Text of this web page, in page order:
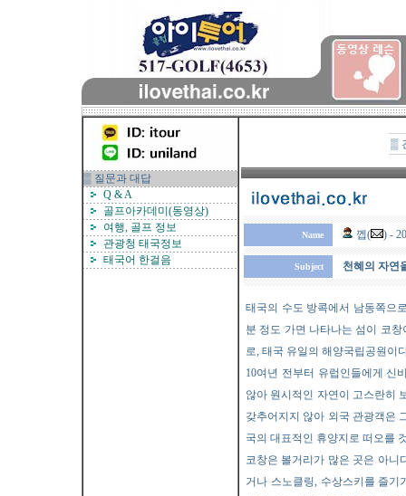
▒ 질문과 대답
Q & A
골프아카데미(동영상)
여행, 골프 정보
관광청 태국정보
태국어 한걸음
▒
Name 껩( ) -
Subject 천혜의 자연
태국의 수도 방콕에서 남동쪽으
분 정도 가면 나타나는 섬이 코
로, 태국 유일의 해양국립공원이
10여년 전부터 유럽인들에게 신
않아 원시적인 자연이 고스란히
갖추어지지 않아 외국 관광객은
국의 대표적인 휴양지로 떠오를
코창은 볼거리가 많은 곳은 아니
거나 스노클링, 수상스키를 즐